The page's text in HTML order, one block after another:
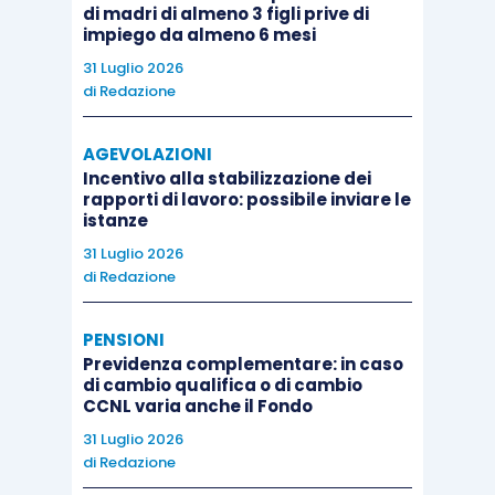
e il numero delle rate mensili uguali e
consecutive con cui intende pagare il debito,
specificando se tale importo si riferisce a debiti
L’istanza può essere accolta a condizione che
l’importo della singola rata comprensiva di
interessi non sia inferiore a 150 euro.
Nell’istanza devono essere indicati tutti i debiti
scaduti non iscritti a ruolo per premi e accessori
e, se l’istanza riguarda debiti correnti, tutti i debiti
pagamento.
di madri di almeno 3 figli prive di
impiego da almeno 6 mesi
31 Luglio 2026
di Redazione
AGEVOLAZIONI
Incentivo alla stabilizzazione dei
rapporti di lavoro: possibile inviare le
istanze
31 Luglio 2026
di Redazione
PENSIONI
Previdenza complementare: in caso
di cambio qualifica o di cambio
CCNL varia anche il Fondo
31 Luglio 2026
di Redazione